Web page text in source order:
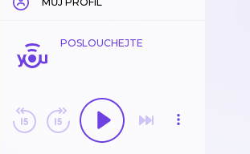
POSLOUCHEJTE